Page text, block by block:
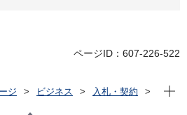
ページID：607-226-522
ジ ビジネス
入札・契約
現在